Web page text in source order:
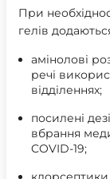
При
гелів
амінолові
речі
відділеннях;
посилені
вбрання
COVID-19;